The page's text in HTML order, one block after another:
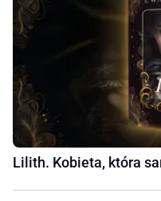
Lilith. Kobieta, która